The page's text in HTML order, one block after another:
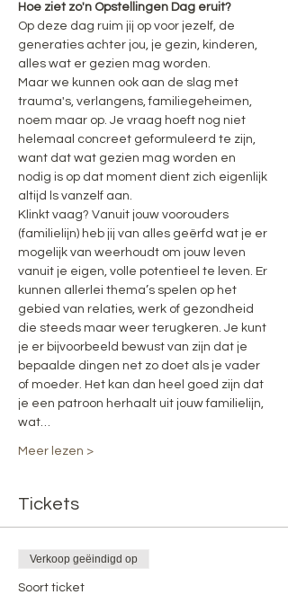
Hoe ziet zo'n Opstellingen Dag eruit?
Op deze dag ruim jij op voor jezelf, de
generaties achter jou, je gezin, kinderen,
alles wat er gezien mag worden.
Maar we kunnen ook aan de slag met
trauma's, verlangens, familiegeheimen,
noem maar op. Je vraag hoeft nog niet
helemaal concreet geformuleerd te zijn,
want dat wat gezien mag worden en
nodig is op dat moment dient zich eigenlijk
altijd ls vanzelf aan.
Klinkt vaag? Vanuit jouw voorouders
(familielijn) heb jij van alles geërfd wat je er
mogelijk van weerhoudt om jouw leven
vanuit je eigen, volle potentieel te leven. Er
kunnen allerlei thema’s spelen op het
gebied van relaties, werk of gezondheid
die steeds maar weer terugkeren. Je kunt
je er bijvoorbeeld bewust van zijn dat je
bepaalde dingen net zo doet als je vader
of moeder. Het kan dan heel goed zijn dat
je een patroon herhaalt uit jouw familielijn,
wat…
Meer lezen >
Tickets
Verkoop geëindigd op
Soort ticket